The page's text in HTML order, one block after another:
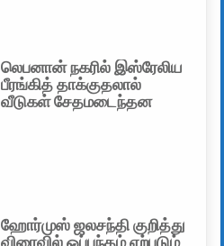
லெபனான் நகரில் இஸ்ரேலிய
பீரங்கித் தாக்குதலால்
வீடுகள் சேதமடைந்தன
ஹோர்முஸ் ஜலசந்தி குறித்து